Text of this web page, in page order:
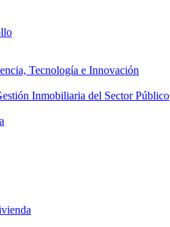
Tecnología e Innovación
Inmobiliaria del Sector Público